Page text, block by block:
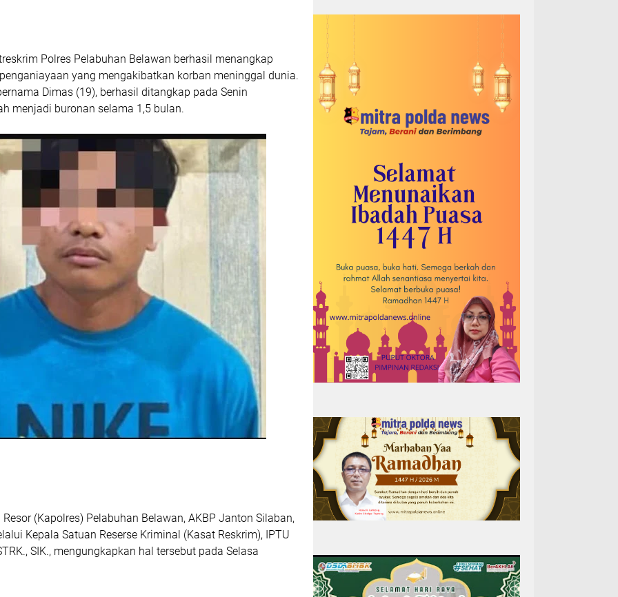
Polres Pelabuhan Belawan berhasil menangkap
yang mengakibatkan korban meninggal dunia.
Dimas (19), berhasil ditangkap pada Senin
menjadi buronan selama 1,5 bulan.
(Kapolres) Pelabuhan Belawan, AKBP Janton Silaban,
Kepala Satuan Reserse Kriminal (Kasat Reskrim), IPTU
SIK., mengungkapkan hal tersebut pada Selasa